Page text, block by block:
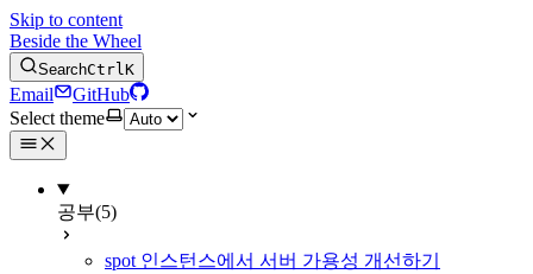
Skip to content
Beside the Wheel
SearchCtrlK
Email
GitHub
Select theme
공부(5)
spot 인스턴스에서 서버 가용성 개선하기